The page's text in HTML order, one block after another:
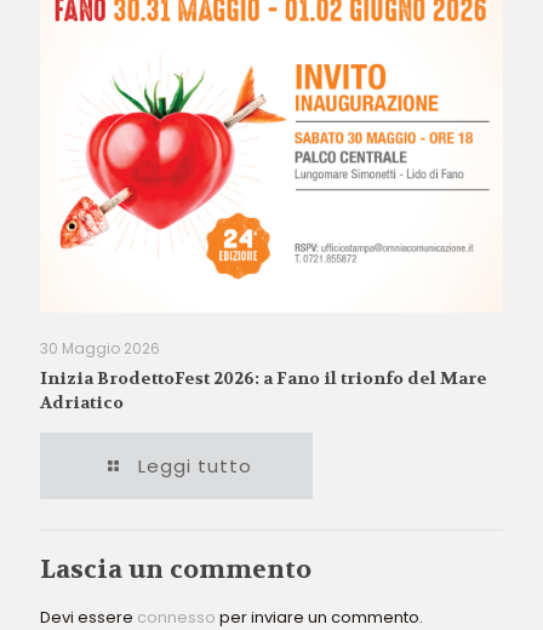
30 Maggio 2026
Inizia BrodettoFest 2026: a Fano il trionfo del Mare
Adriatico
Leggi tutto
Lascia un commento
Devi essere connesso per inviare un commento.